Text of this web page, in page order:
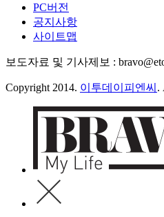
PC버전
공지사항
사이트맵
보도자료 및 기사제보 :
Copyright 2014. 이투데이피엔씨 .